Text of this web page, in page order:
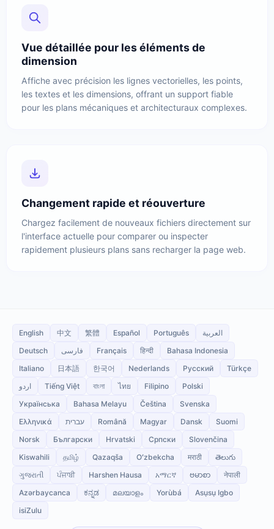
Vue détaillée pour les éléments de
dimension
Affiche avec précision les lignes vectorielles, les points,
les textes et les dimensions, offrant un support fiable
pour les plans mécaniques et architecturaux complexes.
Changement rapide et réouverture
Chargez facilement de nouveaux fichiers directement sur
l'interface actuelle pour comparer ou inspecter
rapidement plusieurs plans sans recharger la page web.
English 中文 繁體 Español Português
العربية
Deutsch
فارسی Français हिन्दी
Bahasa Indonesia
Italiano
日本語 한국어 Nederlands Русский
Türkçe
اردو
Tiếng Việt বাংলা ไทย Filipino
Polski
Українська
Bahasa Melayu Čeština
Svenska
Ελληνικά
עברית Română Magyar Dansk
Suomi
Norsk
Български Hrvatski Српски
Slovenčina
Kiswahili
தமிழ் Qazaqša Oʻzbekcha मराठी
తెలుగు
ગુજરાતી
ਪੰਜਾਬੀ Harshen Hausa አማርኛ ဗမာစာ
नेपाली
Azərbaycanca
ಕನ್ನಡ മലയാളം Yorùbá
Asụsụ Igbo
isiZulu